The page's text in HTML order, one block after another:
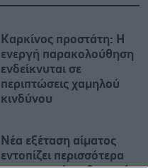
Καρκίνος προστάτη: Η
ενεργή παρακολούθηση
ενδείκνυται σε
περιπτώσεις χαμηλού
κινδύνου
Νέα εξέταση αίματος
εντοπίζει περισσότερα